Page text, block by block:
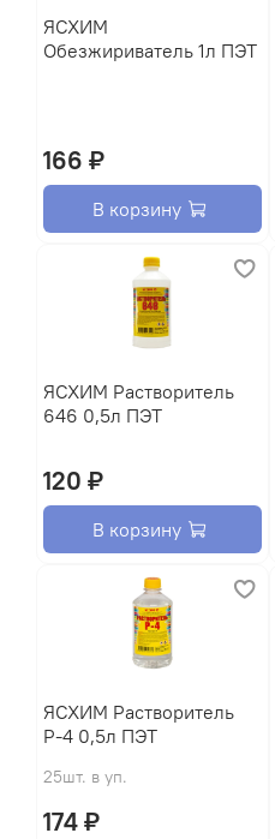
ЯСХИМ
Обезжириватель 1л ПЭТ
166 ₽
В корзину
ЯСХИМ Растворитель
646 0,5л ПЭТ
120 ₽
В корзину
ЯСХИМ Растворитель
Р-4 0,5л ПЭТ
25шт. в уп.
174 ₽